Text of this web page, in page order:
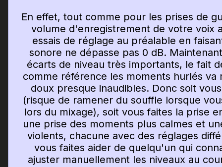
En effet, tout comme pour les prises de
volume d'enregistrement de votre voix
essais de réglage au préalable en
sonore ne dépasse pas 0 dB.
écarts de niveau très importants, le fait
comme référence les moments hurlés va
doux presque inaudibles. Donc soit
(risque de ramener du souffle lorsque
lors du mixage), soit vous faites la prise
une prise des moments plus calmes et
violents, chacune avec des réglages
vous faites aider de quelqu'un qui
ajuster manuellement les niveaux au